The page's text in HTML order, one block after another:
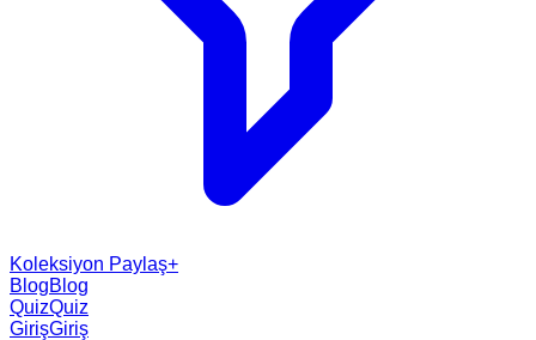
Koleksiyon Paylaş+
BlogBlog
QuizQuiz
GirişGiriş